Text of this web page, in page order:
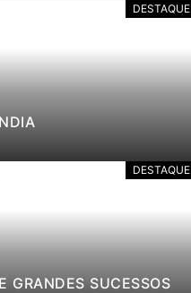
DESTAQUE
DESTAQUE
GRANDES SUCESSOS